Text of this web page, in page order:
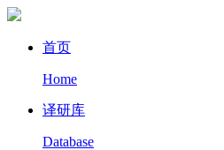
首页
Home
译研库
Database